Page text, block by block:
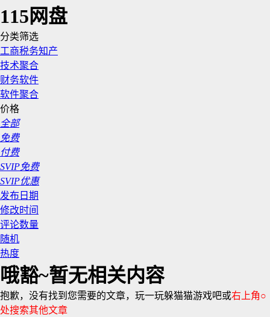
115网盘
分类筛选
工商税务知产
技术聚合
财务软件
软件聚合
价格
全部
免费
付费
SVIP免费
SVIP优惠
发布日期
修改时间
评论数量
随机
热度
哦豁~暂无相关内容
抱歉，没有找到您需要的文章，玩一玩躲猫猫游戏吧或右上角○
处搜索其他文章